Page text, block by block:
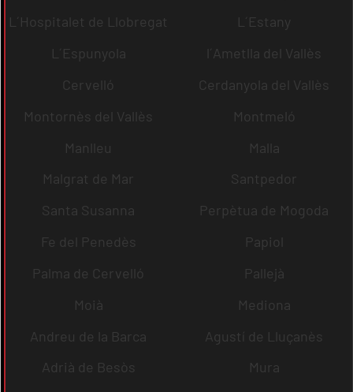
L´Hospitalet de Llobregat
L´Estany
L´Espunyola
l´Ametlla del Vallès
Cervelló
Cerdanyola del Vallès
Montornès del Vallès
Montmeló
Manlleu
Malla
Malgrat de Mar
Santpedor
Santa Susanna
Perpètua de Mogoda
Fe del Penedès
Papiol
Palma de Cervelló
Pallejà
Moià
Mediona
Andreu de la Barca
Agustí de Lluçanès
Adrià de Besòs
Mura